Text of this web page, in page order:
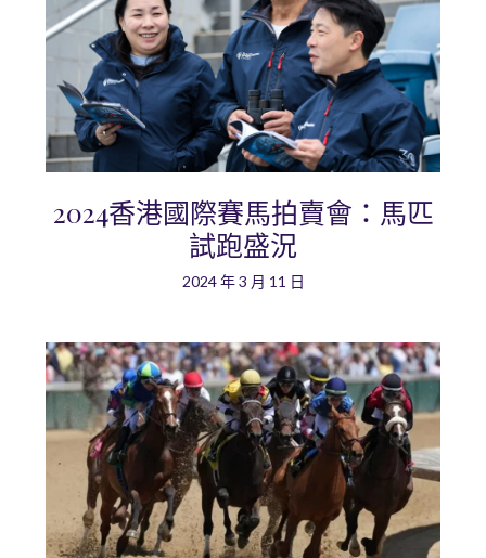
2024香港國際賽馬拍賣會：馬匹
試跑盛況
2024 年 3 月 11 日